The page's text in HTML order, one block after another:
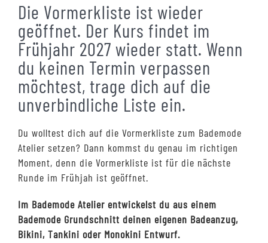
Die Vormerkliste ist wieder
geöffnet. Der Kurs findet im
Frühjahr 2027 wieder statt. Wenn
du keinen Termin verpassen
möchtest, trage dich auf die
unverbindliche Liste ein.
Du wolltest dich auf die Vormerkliste zum Bademode
Atelier setzen? Dann kommst du genau im richtigen
Moment, denn die Vormerkliste ist für die nächste
Runde im Frühjah ist geöffnet.
Im Bademode Atelier entwickelst du aus einem
Bademode Grundschnitt deinen eigenen Badeanzug,
Bikini, Tankini oder Monokini Entwurf.